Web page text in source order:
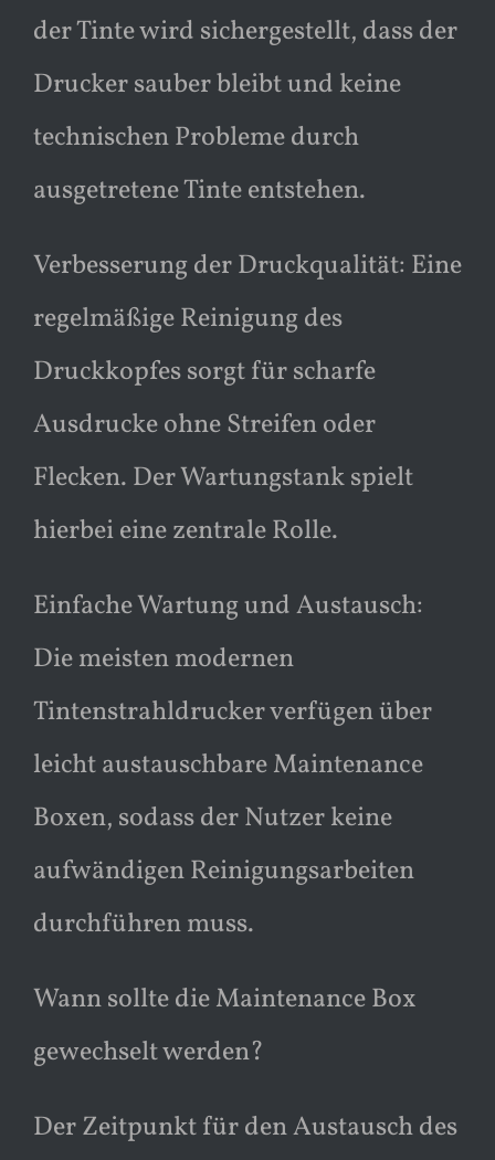
der Tinte wird sichergestellt, dass der
Drucker sauber bleibt und keine
technischen Probleme durch
ausgetretene Tinte entstehen.
Verbesserung der Druckqualität: Eine
regelmäßige Reinigung des
Druckkopfes sorgt für scharfe
Ausdrucke ohne Streifen oder
Flecken. Der Wartungstank spielt
hierbei eine zentrale Rolle.
Einfache Wartung und Austausch:
Die meisten modernen
Tintenstrahldrucker verfügen über
leicht austauschbare Maintenance
Boxen, sodass der Nutzer keine
aufwändigen Reinigungsarbeiten
durchführen muss.
Wann sollte die Maintenance Box
gewechselt werden?
Der Zeitpunkt für den Austausch des